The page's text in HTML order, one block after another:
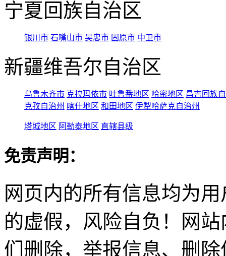
宁夏回族自治区
银川市 石嘴山市 吴忠市 固原市 中卫市
新疆维吾尔自治区
乌鲁木齐市 克拉玛依市 吐鲁番地区 哈密地区 昌吉回族
克孜自治州 喀什地区 和田地区 伊犁哈萨克自治州
塔城地区 阿勒泰地区 直辖县级
免责声明：
网页内的所有信息均为
的虚假，风险自负！网
们删除，举报信息、删